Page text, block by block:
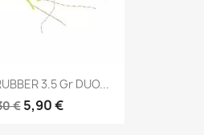
3.5 Gr DUO...
€ 5,90 €